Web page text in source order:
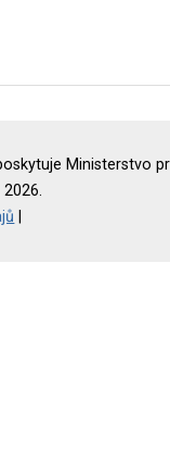
Ministerstvo